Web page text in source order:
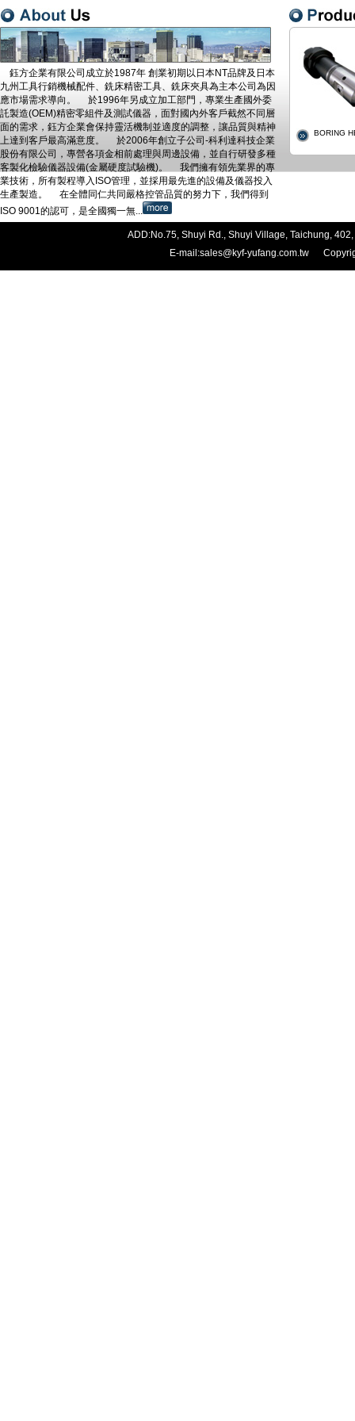
鈺方企業有限公司成立於1987年 創業初期以日本NT品牌及日本
九州工具行銷機械配件、銑床精密工具、銑床夾具為主本公司為因
應市場需求導向。 於1996年另成立加工部門，專業生產國外委
託製造(OEM)精密零組件及測試儀器，面對國內外客戶截然不同層
面的需求，鈺方企業會保持靈活機制並適度的調整，讓品質與精神
上達到客戶最高滿意度。 於2006年創立子公司-科利達科技企業
股份有限公司，專營各項金相前處理與周邊設備，並自行研發多種
客製化檢驗儀器設備(金屬硬度試驗機)。 我們擁有領先業界的專
業技術，所有製程導入ISO管理，並採用最先進的設備及儀器投入
生產製造。 在全體同仁共同嚴格控管品質的努力下，我們得到
ISO 9001的認可，是全國獨一無...
BORING
ADD:No.75, Shuyi Rd., Shuyi Village, Taichung,
E-mail:sales@kyf-yufang.com.tw